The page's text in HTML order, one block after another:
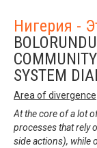
Нигерия -
SYSTEM
Area of divergence
At the core of a lot
processes that rely
side actions), while